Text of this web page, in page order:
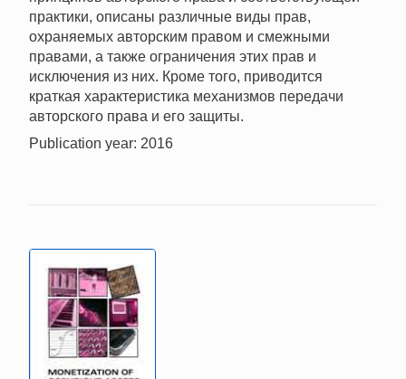
практики, описаны различные виды прав,
охраняемых авторским правом и смежными
правами, а также ограничения этих прав и
исключения из них. Кроме того, приводится
краткая характеристика механизмов передачи
авторского права и его защиты.
Publication year: 2016